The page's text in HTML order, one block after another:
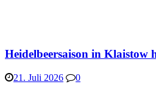
Heidelbeersaison in Klaistow
21. Juli 2026 0